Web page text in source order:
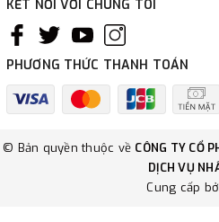
KẾT NỐI VỚI CHÚNG TÔI
PHƯƠNG THỨC THANH TOÁN
© Bản quyền thuộc về CÔNG TY CỔ
DỊCH VỤ
Cung cấp